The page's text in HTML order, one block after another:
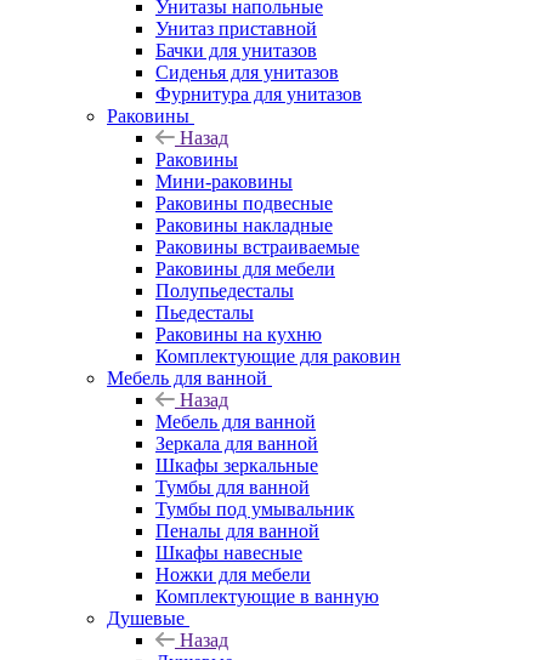
Унитазы напольные
Унитаз приставной
Бачки для унитазов
Сиденья для унитазов
Фурнитура для унитазов
Раковины
Назад
Раковины
Мини-раковины
Раковины подвесные
Раковины накладные
Раковины встраиваемые
Раковины для мебели
Полупьедесталы
Пьедесталы
Раковины на кухню
Комплектующие для раковин
Мебель для ванной
Назад
Мебель для ванной
Зеркала для ванной
Шкафы зеркальные
Тумбы для ванной
Тумбы под умывальник
Пеналы для ванной
Шкафы навесные
Ножки для мебели
Комплектующие в ванную
Душевые
Назад